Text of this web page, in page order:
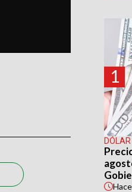
1
DÓLAR